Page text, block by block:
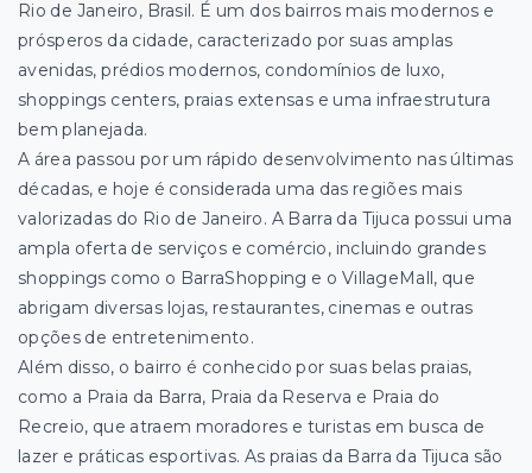
Rio de Janeiro, Brasil. É um dos bairros mais modernos e
prósperos da cidade, caracterizado por suas amplas
avenidas, prédios modernos, condomínios de luxo,
shoppings centers, praias extensas e uma infraestrutura
bem planejada.
A área passou por um rápido desenvolvimento nas últimas
décadas, e hoje é considerada uma das regiões mais
valorizadas do Rio de Janeiro. A Barra da Tijuca possui uma
ampla oferta de serviços e comércio, incluindo grandes
shoppings como o BarraShopping e o VillageMall, que
abrigam diversas lojas, restaurantes, cinemas e outras
opções de entretenimento.
Além disso, o bairro é conhecido por suas belas praias,
como a Praia da Barra, Praia da Reserva e Praia do
Recreio, que atraem moradores e turistas em busca de
lazer e práticas esportivas. As praias da Barra da Tijuca são